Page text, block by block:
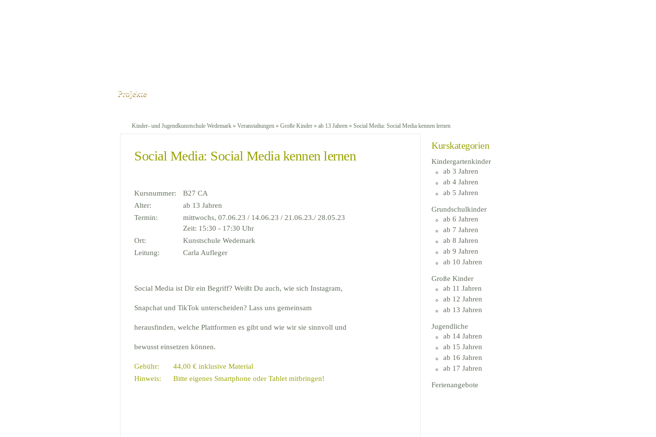
Projekte
Kinder- und Jugendkunstschule Wedemark » Veranstaltungen » Große Kinder » ab 13 Jahren » Social Media: Social Media kennen lernen
Social Media: Social Media kennen lernen
Kursnummer:
B27 CA
Alter:
ab 13 Jahren
Termin:
mittwochs, 07.06.23 / 14.06.23 / 21.06.23./ 28.05.23
Zeit: 15:30 - 17:30 Uhr
Ort:
Kunstschule Wedemark
Leitung:
Carla Aufleger
Social Media ist Dir ein Begriff? Weißt Du auch, wie sich Instagram,
Snapchat und TikTok unterscheiden? Lass uns gemeinsam
herausfinden, welche Plattformen es gibt und wie wir sie sinnvoll und
bewusst einsetzen können.
Gebühr:
44,00 € inklusive Material
Hinweis:
Bitte eigenes Smartphone oder Tablet mitbringen!
Kurskategorien
Kindergartenkinder
ab 3 Jahren
ab 4 Jahren
ab 5 Jahren
Grundschulkinder
ab 6 Jahren
ab 7 Jahren
ab 8 Jahren
ab 9 Jahren
ab 10 Jahren
Große Kinder
ab 11 Jahren
ab 12 Jahren
ab 13 Jahren
Jugendliche
ab 14 Jahren
ab 15 Jahren
ab 16 Jahren
ab 17 Jahren
Ferienangebote